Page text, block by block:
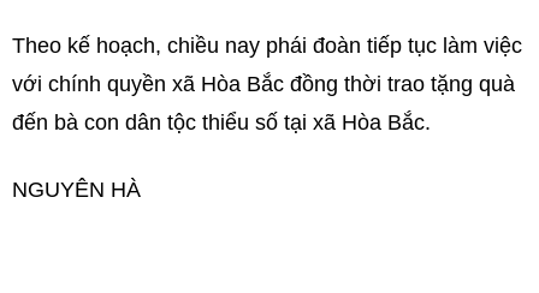
Theo kế hoạch, chiều nay phái đoàn tiếp tục làm việc
với chính quyền xã Hòa Bắc đồng thời trao tặng quà
đến bà con dân tộc thiểu số tại xã Hòa Bắc.
NGUYÊN HÀ